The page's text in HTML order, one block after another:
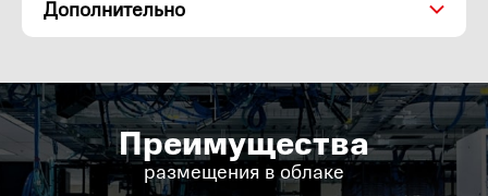
Дополнительно
Преимущества
размещения в облаке